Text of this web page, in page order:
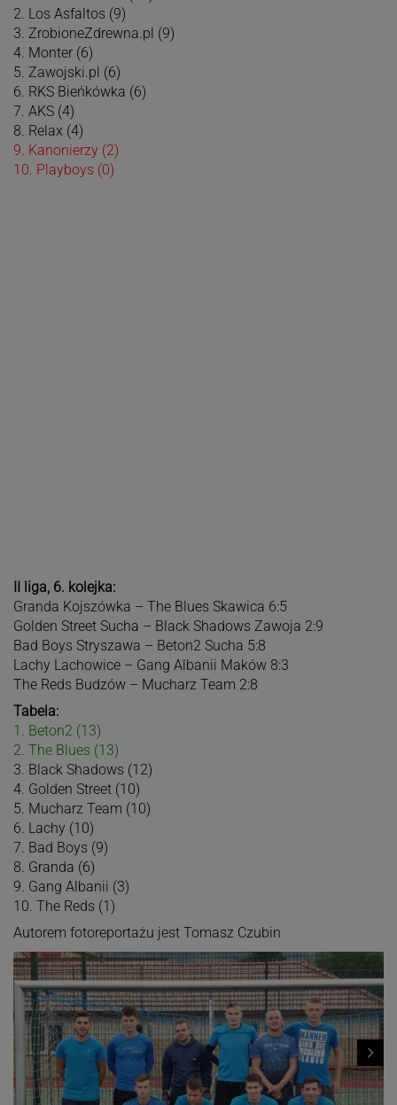
2. Los Asfaltos (9)
3. ZrobioneZdrewna.pl (9)
4. Monter (6)
5. Zawojski.pl (6)
6. RKS Bieńkówka (6)
7. AKS (4)
8. Relax (4)
9. Kanonierzy (2)
10. Playboys (0)
II liga, 6. kolejka:
Granda Kojszówka – The Blues Skawica 6:5
Golden Street Sucha – Black Shadows Zawoja 2:9
Bad Boys Stryszawa – Beton2 Sucha 5:8
Lachy Lachowice – Gang Albanii Maków 8:3
The Reds Budzów – Mucharz Team 2:8
Tabela:
1. Beton2 (13)
2. The Blues (13)
3. Black Shadows (12)
4. Golden Street (10)
5. Mucharz Team (10)
6. Lachy (10)
7. Bad Boys (9)
8. Granda (6)
9. Gang Albanii (3)
10. The Reds (1)
Autorem fotoreportażu jest Tomasz Czubin
navigate_next